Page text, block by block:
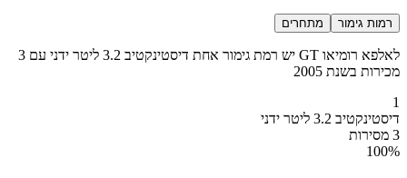
רמות גימור מתחרים
לאלפא רומיאו GT יש רמת גימור אחת דיסטינקטיב 3.2 ליטר ידני עם 3
מכירות בשנת 2005
1
דיסטינקטיב 3.2 ליטר ידני
3 מסירות
100%